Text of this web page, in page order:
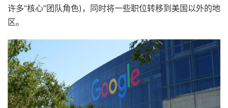
许多“核心”团队角色)，同时将一些职位转移到美国以外的地
区。